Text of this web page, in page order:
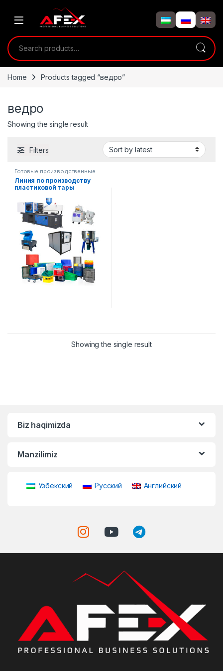
Search for:
Home Products tagged “ведро”
ведро
Showing the single result
Filters
Готовые производственные
линии
Линия по производству
пластиковой тары
Showing the single result
Biz haqimizda
Manzilimiz
Узбекский Русский Английский